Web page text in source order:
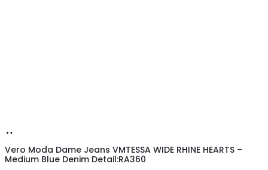
hos
Vero Moda Dame Jeans VMTESSA WIDE RHINE HEARTS –
Medium Blue Denim Detail:RA360